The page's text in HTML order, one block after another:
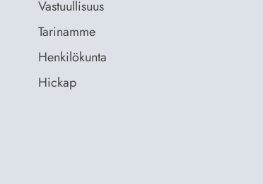
Vastuullisuus
Tarinamme
Henkilökunta
Hickap